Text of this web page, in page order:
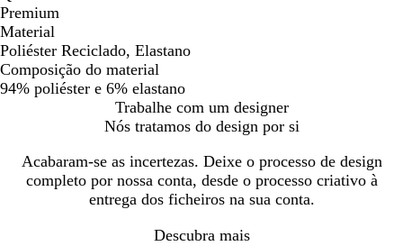
Premium
Material
Poliéster Reciclado, Elastano
Composição do material
94% poliéster e 6% elastano
Trabalhe com um designer
Nós tratamos do design por si
Acabaram-se as incertezas. Deixe o processo de design
completo por nossa conta, desde o processo criativo à
entrega dos ficheiros na sua conta.
Descubra mais